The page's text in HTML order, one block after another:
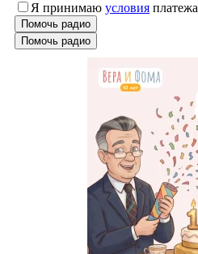
Я принимаю условия платежа
Помочь радио
Помочь радио